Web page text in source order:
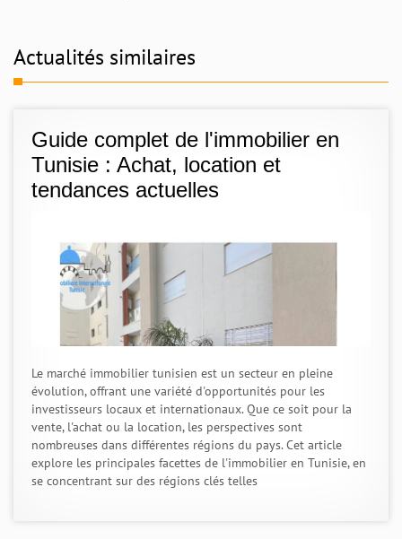
Actualités similaires
Guide complet de l'immobilier en
Tunisie : Achat, location et
tendances actuelles
Le marché immobilier tunisien est un secteur en pleine
évolution, offrant une variété d'opportunités pour les
investisseurs locaux et internationaux. Que ce soit pour la
vente, l'achat ou la location, les perspectives sont
nombreuses dans différentes régions du pays. Cet article
explore les principales facettes de l'immobilier en Tunisie, en
se concentrant sur des régions clés telles